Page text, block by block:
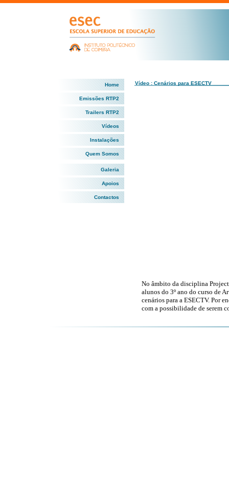
Home
Emissões RTP2
Trailers RTP2
Vídeos
Instalações
Quem Somos
Galeria
Apoios
Contactos
Vídeo : Cenários para ESECTV
No âmbito da disciplina
alunos do 3º ano do curso de
cenários para a ESECTV. Por
com a possibilidade de serem